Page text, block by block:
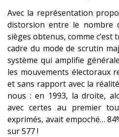
Avec la représentation
distorsion entre le nombre
sièges obtenus, comme c’est
cadre du mode de scrutin
système qui amplifie
les mouvements électoraux
et sans rapport avec la
nous : en 1993, la droite,
avec certes au premier
exprimés, avait empoché…
sur 577 !